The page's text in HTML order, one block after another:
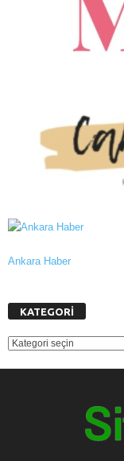
Ankara Haber
KATEGORİ
KATEGORİ